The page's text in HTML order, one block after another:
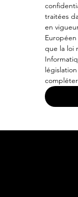
traitées
en
Européen
que la loi